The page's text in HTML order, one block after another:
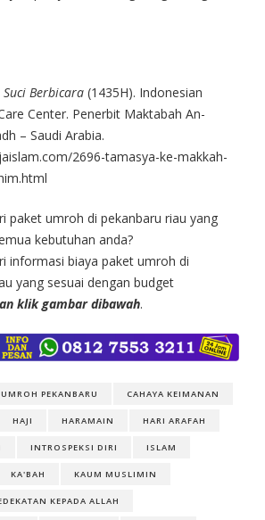
Berbicara (1435H). Indonesian
Center. Penerbit Maktabah An-
– Saudi Arabia.
2696-tamasya-ke-makkah-
paket umroh di pekanbaru riau yang
kebutuhan anda?
informasi biaya paket umroh di
yang sesuai dengan budget
klik gambar dibawah.
PEKANBARU CAHAYA KEIMANAN
HAJI HARAMAIN HARI ARAFAH
INTROSPEKSI DIRI ISLAM
KA'BAH KAUM MUSLIMIN
KEPADA ALLAH